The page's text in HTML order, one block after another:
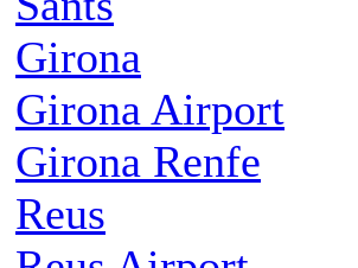
Girona
Girona Airport
Girona Renfe
Reus